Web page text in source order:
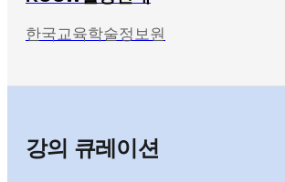
한국교육학술정보원
강의 큐레이션